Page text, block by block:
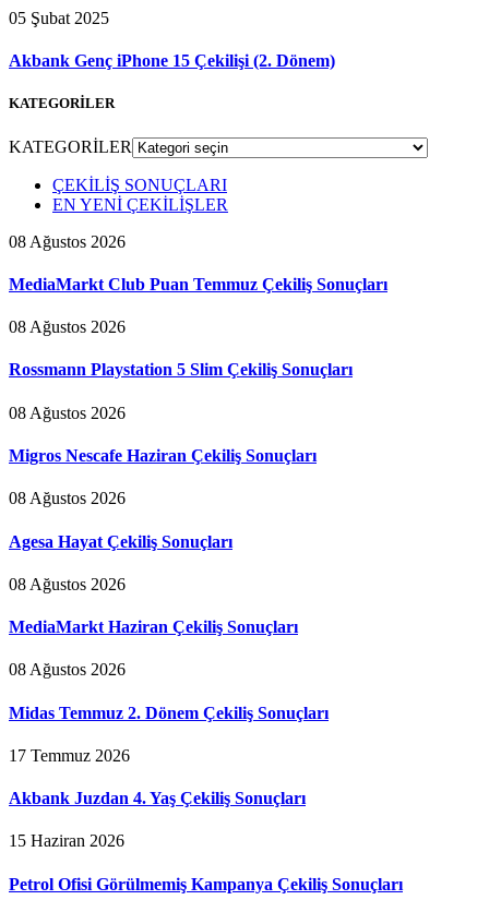
05 Şubat 2025
Akbank Genç iPhone 15 Çekilişi (2. Dönem)
KATEGORİLER
KATEGORİLER
ÇEKİLİŞ SONUÇLARI
EN YENİ ÇEKİLİŞLER
08 Ağustos 2026
MediaMarkt Club Puan Temmuz Çekiliş Sonuçları
08 Ağustos 2026
Rossmann Playstation 5 Slim Çekiliş Sonuçları
08 Ağustos 2026
Migros Nescafe Haziran Çekiliş Sonuçları
08 Ağustos 2026
Agesa Hayat Çekiliş Sonuçları
08 Ağustos 2026
MediaMarkt Haziran Çekiliş Sonuçları
08 Ağustos 2026
Midas Temmuz 2. Dönem Çekiliş Sonuçları
17 Temmuz 2026
Akbank Juzdan 4. Yaş Çekiliş Sonuçları
15 Haziran 2026
Petrol Ofisi Görülmemiş Kampanya Çekiliş Sonuçları